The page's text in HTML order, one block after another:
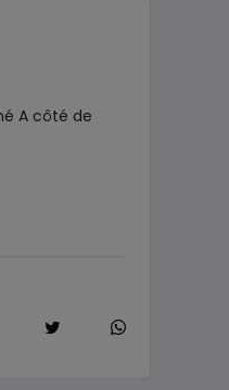
A côté de